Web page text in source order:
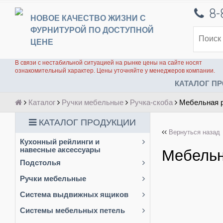
НОВОЕ КАЧЕСТВО ЖИЗНИ С
ФУРНИТУРОЙ ПО ДОСТУПНОЙ
ЦЕНЕ
В связи с нестабильной ситуацией на рынке цены на сайте носят
ознакомительный характер. Цены уточняйте у менеджеров компании.
КАТАЛОГ
Каталог Ручки мебельные Ручка-скоба Мебельная
КАТАЛОГ ПРОДУКЦИИ
Кухонный рейлинги и
навесные аксессуары
Подстолья
Ручки мебельные
Благородный черный
Ручка профильная
Система выдвижных ящиков
BOYARD
Системы мебельных петель
Вернуться назад